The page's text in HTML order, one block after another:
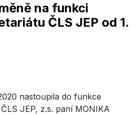
na funkci
ČLS JEP od 1.
nastoupila do funkce
JEP, z.s. paní MONIKA